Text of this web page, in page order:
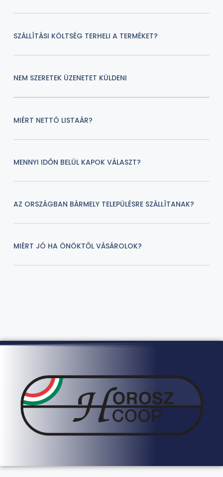
SZÁLLÍTÁSI KÖLTSÉG TERHELI A TERMÉKET?
NEM SZERETEK ÜZENETET KÜLDENI
MIÉRT NETTÓ LISTAÁR?
MENNYI IDŐN BELÜL KAPOK VÁLASZT?
AZ ORSZÁGBAN BÁRMELY TELEPÜLÉSRE SZÁLLÍTANAK?
MIÉRT JÓ HA ÖNÖKTŐL VÁSÁROLOK?